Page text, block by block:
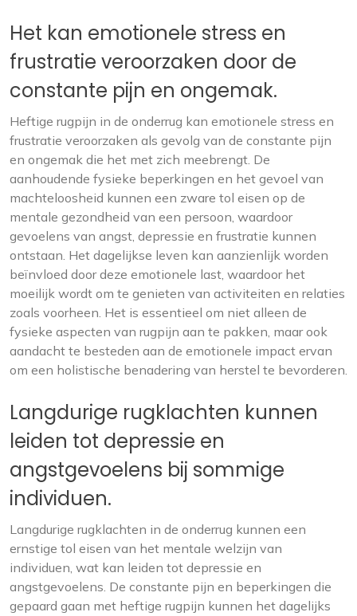
Het kan emotionele stress en
frustratie veroorzaken door de
constante pijn en ongemak.
Heftige rugpijn in de onderrug kan emotionele stress en
frustratie veroorzaken als gevolg van de constante pijn
en ongemak die het met zich meebrengt. De
aanhoudende fysieke beperkingen en het gevoel van
machteloosheid kunnen een zware tol eisen op de
mentale gezondheid van een persoon, waardoor
gevoelens van angst, depressie en frustratie kunnen
ontstaan. Het dagelijkse leven kan aanzienlijk worden
beïnvloed door deze emotionele last, waardoor het
moeilijk wordt om te genieten van activiteiten en relaties
zoals voorheen. Het is essentieel om niet alleen de
fysieke aspecten van rugpijn aan te pakken, maar ook
aandacht te besteden aan de emotionele impact ervan
om een holistische benadering van herstel te bevorderen.
Langdurige rugklachten kunnen
leiden tot depressie en
angstgevoelens bij sommige
individuen.
Langdurige rugklachten in de onderrug kunnen een
ernstige tol eisen van het mentale welzijn van
individuen, wat kan leiden tot depressie en
angstgevoelens. De constante pijn en beperkingen die
gepaard gaan met heftige rugpijn kunnen het dagelijks